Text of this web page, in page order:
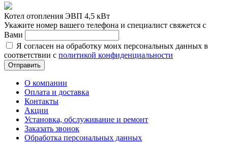
Котел отопления ЭВП 4,5 кВт
Укажите номер вашего телефона и специалист свяжется с
Вами
Я согласен на обработку моих персональных данных в
соответствии с политикой конфиденциальности
Отправить
О компании
Оплата и доставка
Контакты
Акции
Установка, обслуживание и ремонт
Заказать звонок
Обработка персональных данных